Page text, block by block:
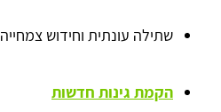
שתילה עונתית וחידוש צמחייה
הקמת גינות חדשות